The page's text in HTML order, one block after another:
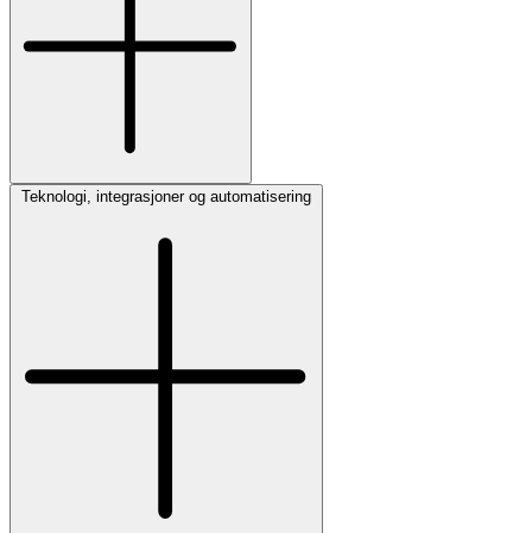
Teknologi, integrasjoner og automatisering